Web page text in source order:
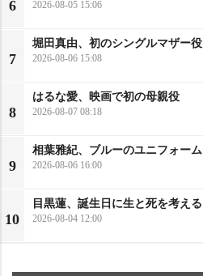
6 2026-08-05 15:06
7
堀田真由、初のシングルマザー役
2026-08-06 15:08
8
はるな愛、映画で初の母親役
2026-08-07 08:18
9
相葉雅紀、ブルーのユニフォーム
2026-08-06 16:00
10
目黒蓮、誕生日に生と死を考える
2026-08-04 12:00